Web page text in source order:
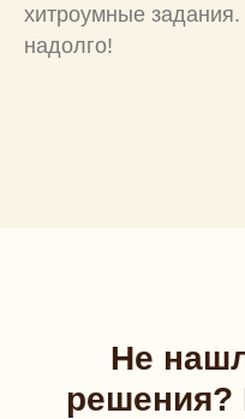
хитроумные
надолго!
Не